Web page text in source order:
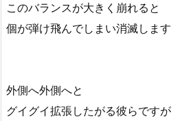
このバランスが大きく崩れると
個が弾け飛んでしまい消滅します
外側へ外側へと
グイグイ拡張したがる彼らですが